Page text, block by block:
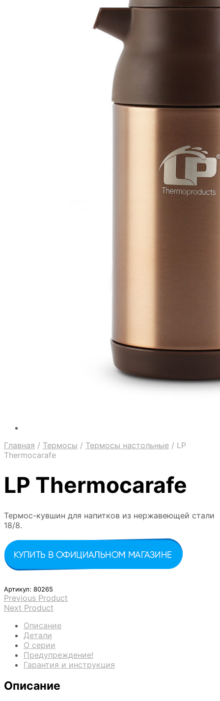
Главная / Термосы / Термосы настольные / LP
Thermocarafe
LP Thermocarafe
Термос-кувшин для напитков из нержавеющей стали
18/8.
Артикул: 80265
Previous Product
Next Product
Описание
Детали
О серии
Предупреждение!
Гарантия и инструкция
Описание